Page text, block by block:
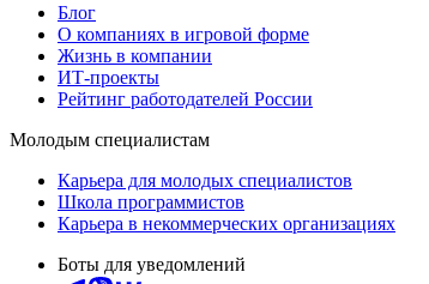
Блог
О компаниях в игровой форме
Жизнь в компании
ИТ-проекты
Рейтинг работодателей России
Молодым специалистам
Карьера для молодых специалистов
Школа программистов
Карьера в некоммерческих организациях
Боты для уведомлений